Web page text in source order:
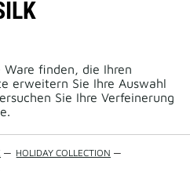
ANMELDEN
finden, die Ihren
erweitern Sie Ihre Auswahl
Sie Ihre Verfeinerung
— HOLIDAY COLLECTION —